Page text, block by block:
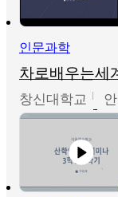
인문과학
창신대학교